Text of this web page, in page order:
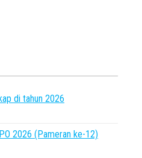
di tahun 2026
2026 (Pameran ke-12)